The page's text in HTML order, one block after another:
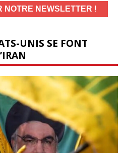
UNIS SE FONT